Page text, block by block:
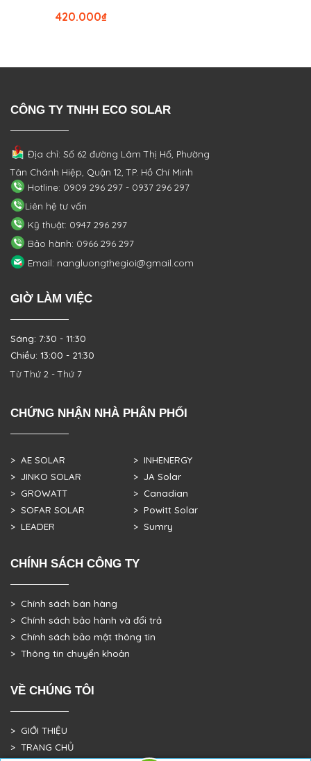
₫
420.000
CÔNG TY TNHH ECO SOLAR
Địa chỉ: Số 62 đường Lâm Thị Hố, Phường
Tân Chánh Hiệp, Quận 12, TP. Hồ Chí Minh
Hotline: 0909 296 297 - 0937 296 297
Liên hệ tư vấn
Kỹ thuật: 0947 296 297
Bảo hành: 0966 296 297
Email: nangluongthegioi@gmail.com
GIỜ LÀM VIỆC
Sáng: 7:30 - 11:30
Chiều: 13:00 - 21:30
Từ Thứ 2 - Thứ 7
CHỨNG NHẬN NHÀ PHÂN PHỐI
> AE SOLAR
> JINKO SOLAR
> GROWATT
> SOFAR SOLAR
> LEADER
> INHENERGY
> JA Solar
> Canadian
> Powitt Solar
> Sumry
CHÍNH SÁCH CÔNG TY
> Chính sách bán hàng
> Chính sách bảo hành và đổi trả
> Chính sách bảo mật thông tin
> Thông tin chuyển khoản
VỀ CHÚNG TÔI
> GIỚI THIỆU
> TRANG CHỦ